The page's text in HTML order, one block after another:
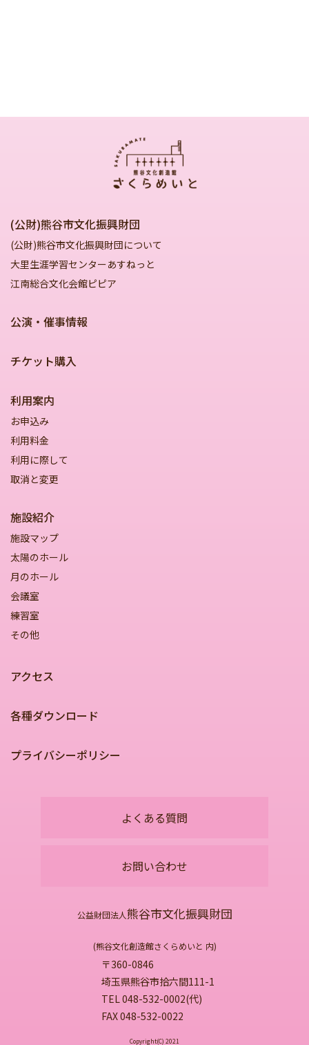
(公財)熊谷市文化振興財団
(公財)熊谷市文化振興財団について
大里生涯学習センターあすねっと
江南総合文化会館ピピア
公演・催事情報
チケット購入
利用案内
お申込み
利用料金
利用に際して
取消と変更
施設紹介
施設マップ
太陽のホール
月のホール
会議室
練習室
その他
アクセス
各種ダウンロード
プライバシーポリシー
よくある質問
お問い合わせ
公益財団法人熊谷市文化振興財団
(熊谷文化創造館さくらめいと 内)
〒360-0846
埼玉県熊谷市拾六間111-1
TEL 048-532-0002(代)
FAX 048-532-0022
Copyright(C) 2021